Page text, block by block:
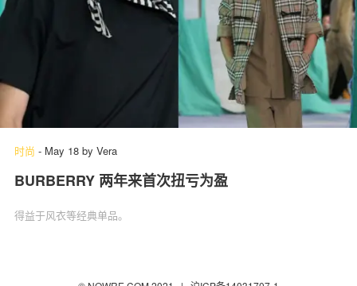
时尚 - May 18 by Vera
BURBERRY 两年来首次扭亏为盈
得益于风衣等经典单品。